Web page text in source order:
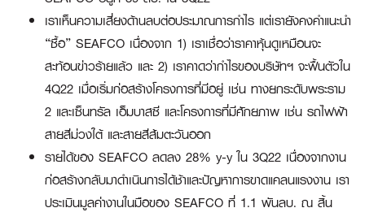
เราเห็นความเสี่ยงด้านลบต่อประมาณการกำไร แต่เรายังคงคำแนะนำ
“ซื้อ” SEAFCO เนื่องจาก 1) เราเชื่อว่าราคาหุ้นดูเหมือนจะ
สะท้อนข่าวร้ายแล้ว และ 2) เราคาดว่ากำไรของบริษัทฯ จะฟื้นตัวใน
4Q22 เมื่อเริ่มก่อสร้างโครงการที่มีอยู่ เช่น ทางยกระดับพระราม
2 และเซ็นทรัล เอ็มบาสซี และโครงการที่มีศักยภาพ เช่น รถไฟฟ้า
สายสีม่วงใต้ และสายสีส้มตะวันออก
รายได้ของ SEAFCO ลดลง 28% y-y ใน 3Q22 เนื่องจากงาน
ก่อสร้างกลับมาดำเนินการได้ช้าและปัญหาการขาดแคลนแรงงาน เรา
ประเมินมูลค่างานในมือของ SEAFCO ที่ 1.1 พันลบ. ณ สิ้น